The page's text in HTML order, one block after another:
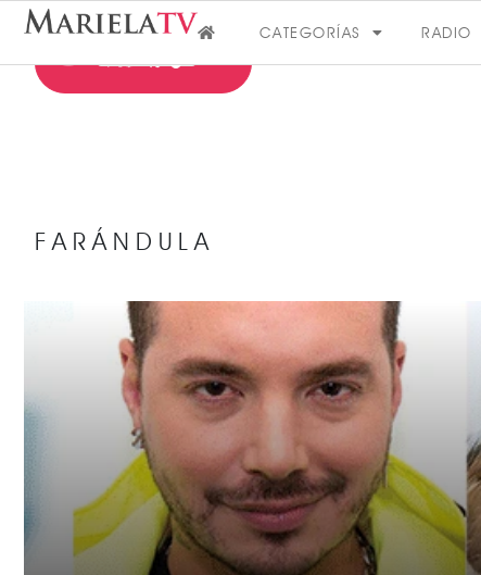
CATEGORÍAS RADIO
VER MÁS
FARÁNDULA